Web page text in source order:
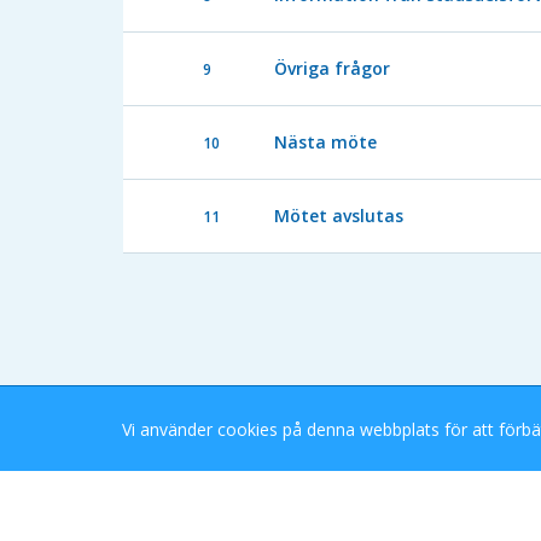
9 Övriga frågor
10 Nästa möte
11 Mötet avslutas
Stockholms Stad eDok Meetings
Vi använder cookies på denna webbplats för att